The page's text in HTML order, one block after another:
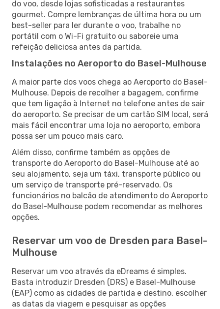
do voo, desde lojas sofisticadas a restaurantes
gourmet. Compre lembranças de última hora ou um
best-seller para ler durante o voo, trabalhe no
portátil com o Wi-Fi gratuito ou saboreie uma
refeição deliciosa antes da partida.
Instalações no Aeroporto do Basel-Mulhouse
A maior parte dos voos chega ao Aeroporto do Basel-
Mulhouse. Depois de recolher a bagagem, confirme
que tem ligação à Internet no telefone antes de sair
do aeroporto. Se precisar de um cartão SIM local, será
mais fácil encontrar uma loja no aeroporto, embora
possa ser um pouco mais caro.
Além disso, confirme também as opções de
transporte do Aeroporto do Basel-Mulhouse até ao
seu alojamento, seja um táxi, transporte público ou
um serviço de transporte pré-reservado. Os
funcionários no balcão de atendimento do Aeroporto
do Basel-Mulhouse podem recomendar as melhores
opções.
Reservar um voo de Dresden para Basel-
Mulhouse
Reservar um voo através da eDreams é simples.
Basta introduzir Dresden (DRS) e Basel-Mulhouse
(EAP) como as cidades de partida e destino, escolher
as datas da viagem e pesquisar as opções